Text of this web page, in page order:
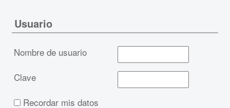
Usuario
Nombre de usuario
Clave
Recordar mis datos